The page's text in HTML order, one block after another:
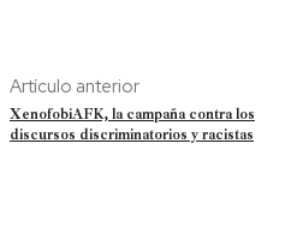
Artículo anterior
XenofobiAFK, la campaña contra los
discursos discriminatorios y racistas